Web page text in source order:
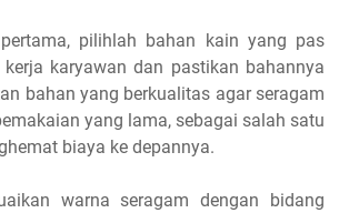
pilihlah bahan kain yang pas
karyawan dan pastikan bahannya
bahan yang berkualitas agar seragam
yang lama, sebagai salah satu
biaya ke depannya.
warna seragam dengan bidang